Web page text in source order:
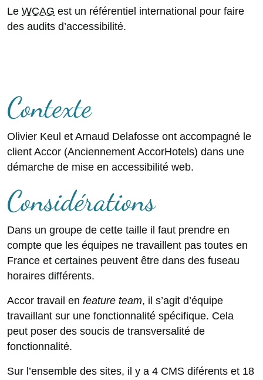
Le WCAG est un référentiel international pour faire
des audits d’accessibilité.
Contexte
Olivier Keul et Arnaud Delafosse ont accompagné le
client Accor (Anciennement AccorHotels) dans une
démarche de mise en accessibilité web.
Considérations
Dans un groupe de cette taille il faut prendre en
compte que les équipes ne travaillent pas toutes en
France et certaines peuvent être dans des fuseau
horaires différents.
Accor travail en feature team, il s’agit d’équipe
travaillant sur une fonctionnalité spécifique. Cela
peut poser des soucis de transversalité de
fonctionnalité.
Sur l’ensemble des sites, il y a 4 CMS diférents et 18